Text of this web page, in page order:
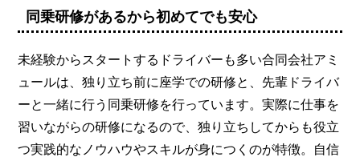
同乗研修があるから初めてでも安心
未経験からスタートするドライバーも多い合同会社アミ
ュールは、独り立ち前に座学での研修と、先輩ドライバ
ーと一緒に行う同乗研修を行っています。実際に仕事を
習いながらの研修になるので、独り立ちしてからも役立
つ実践的なノウハウやスキルが身につくのが特徴。自信